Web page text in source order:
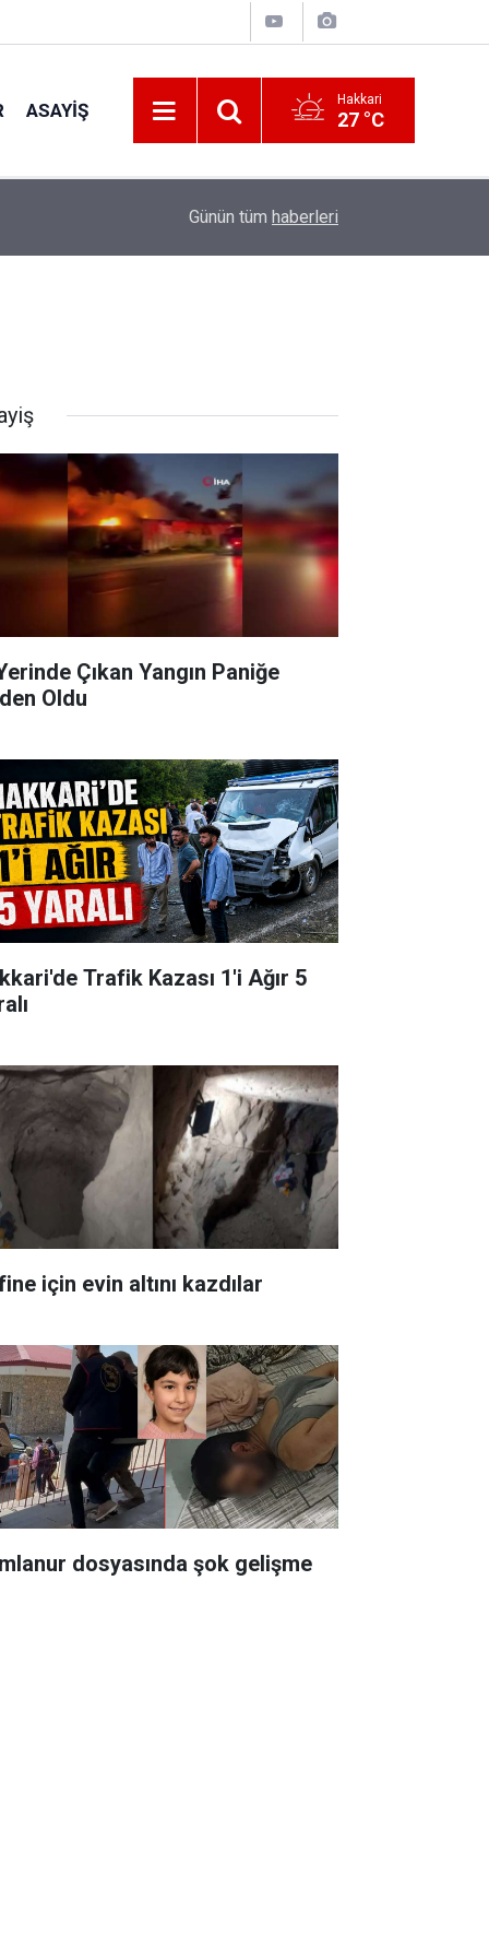
ASAYIŞ Hakkari
27 °C
Sat Gölleri’nde Halk ne kadar bilgilendirildi?
Günün tüm haberleri
Çıkan Yangın Paniğe
Oldu
Trafik Kazası 1'i Ağır 5
için evin altını kazdılar
dosyasında şok gelişme